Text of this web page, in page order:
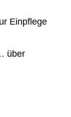
Einpflege
über